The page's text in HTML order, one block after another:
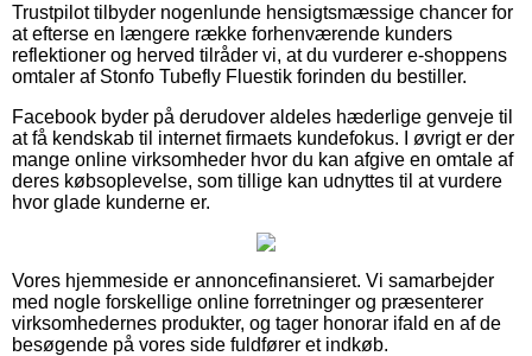
Trustpilot tilbyder nogenlunde hensigtsmæssige chancer for
at efterse en længere række forhenværende kunders
reflektioner og herved tilråder vi, at du vurderer e-shoppens
omtaler af Stonfo Tubefly Fluestik forinden du bestiller.
Facebook byder på derudover aldeles hæderlige genveje til
at få kendskab til internet firmaets kundefokus. I øvrigt er der
mange online virksomheder hvor du kan afgive en omtale af
deres købsoplevelse, som tillige kan udnyttes til at vurdere
hvor glade kunderne er.
Vores hjemmeside er annoncefinansieret. Vi samarbejder
med nogle forskellige online forretninger og præsenterer
virksomhedernes produkter, og tager honorar ifald en af de
besøgende på vores side fuldfører et indkøb.